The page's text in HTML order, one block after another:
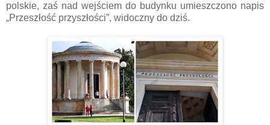
polskie, zaś nad wejściem do budynku umieszczono napis
„Przeszłość przyszłości”, widoczny do dziś.